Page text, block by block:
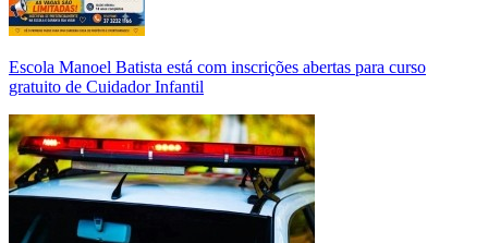
Escola Manoel Batista está com inscrições abertas para curso
gratuito de Cuidador Infantil